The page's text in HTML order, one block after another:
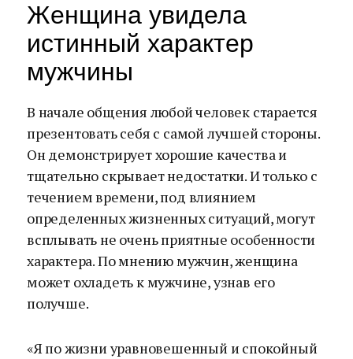
Женщина увидела
истинный характер
мужчины
В начале общения любой человек старается
презентовать себя с самой лучшей стороны.
Он демонстрирует хорошие качества и
тщательно скрывает недостатки. И только с
течением времени, под влиянием
определенных жизненных ситуаций, могут
всплывать не очень приятные особенности
характера. По мнению мужчин, женщина
может охладеть к мужчине, узнав его
получше.
«Я по жизни уравновешенный и спокойный